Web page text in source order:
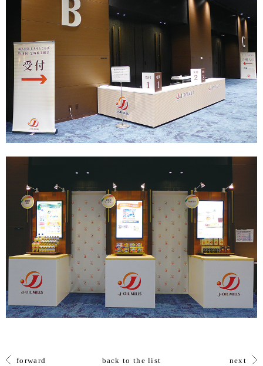
forward back to the list next